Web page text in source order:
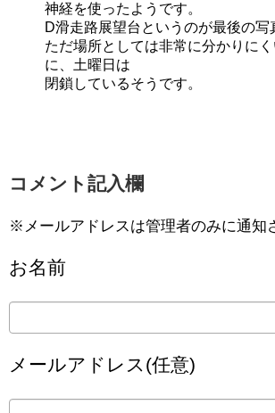
神経を使ったようです。
D滑走路展望台というのが最後の写
ただ場所としては非常に分かりに
に、土曜日は
閉鎖しているそうです。
コメント記入欄
※メールアドレスは管理者のみに通知
お名前
メールアドレス(任意)